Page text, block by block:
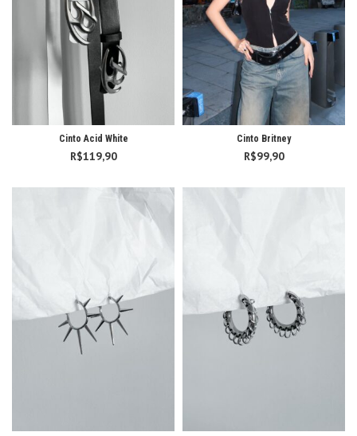
Cinto Acid White
R$119,90
Cinto Britney
R$99,90